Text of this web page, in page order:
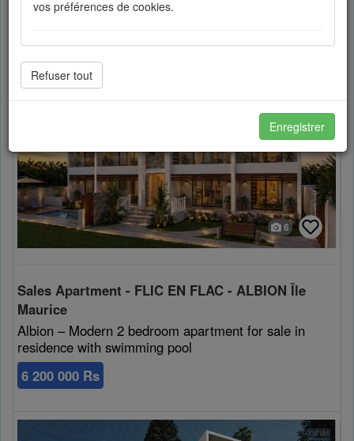
vos préférences de cookies.
Les cookies de préférences permettent de sauvegarder
Cookies de statistiques
Les cookies de statistiques nous permettent d'améliorer
en permanance le site pour répondre au mieux à vos
attentes et de mesurer l'audience. Les statistiques de
navigation sont anonymes.
Cookies sociaux
Les cookies sociaux sont utilisés pour afficher les réseaux
sociaux afin que vous puissiez partager votre expérience
avec vos amis.
Enregistrer
6
Sales Apartment - FLIC EN FLAC - ALBION Île
Maurice
Albion – Modern 2 bedroom apartment for sale in
residence with swimming pool
6 200 000 Rs